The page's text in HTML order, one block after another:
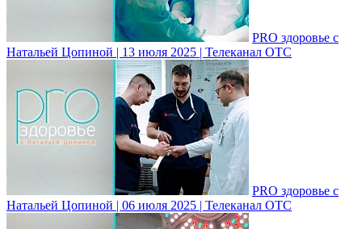
PRO здоровье с
Натальей Цопиной | 13 июля 2025 | Телеканал ОТС
PRO здоровье с
Натальей Цопиной | 06 июля 2025 | Телеканал ОТС